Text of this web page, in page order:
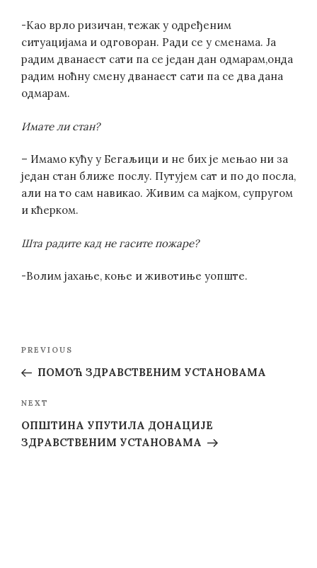
-Као врло ризичан, тежак у одређеним
ситуацијама и одговоран. Ради се у сменама. Ја
радим дванаест сати па се један дан одмарам,онда
радим ноћну смену дванаест сати па се два дана
одмарам.
Имате ли стан?
– Имамо кућу у Бегаљици и не бих је мењао ни за
један стан ближе послу. Путујем сат и по до посла,
али на то сам навикао. Живим са мајком, супругом
и кћерком.
Шта радите кад не гасите пожаре?
-Волим јахање, коње и животиње уопште.
Previous
Post
PREVIOUS
ПОМОЋ ЗДРАВСТВЕНИМ УСТАНОВАМА
Next
Post
NEXT
ОПШТИНА УПУТИЛА ДОНАЦИЈЕ
ЗДРАВСТВЕНИМ УСТАНОВАМА